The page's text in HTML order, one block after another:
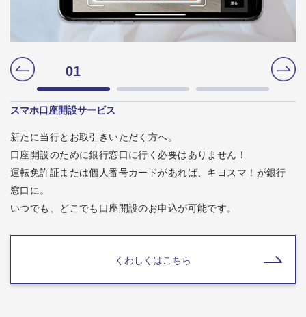
スマホ口座開設サービス
新たに当行とお取引きいただく方へ。
口座開設のために銀行窓口に行く必要はありません！
運転免許証または個人番号カードがあれば、 キヨスマ！が銀行
窓口に。
いつでも、どこでも口座開設のお申込が可能です。
くわしくはこちら